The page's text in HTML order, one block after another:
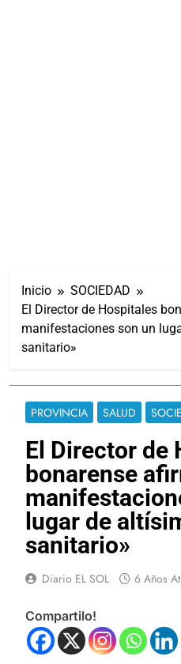
Inicio
SOCIEDAD
El Director de Hospitales
manifestaciones son un
sanitario»
PROVINCIA SALUD
El Director de
bonarense
lugar de
sanitario»
Diario EL SOL 6 Años
Compartilo!